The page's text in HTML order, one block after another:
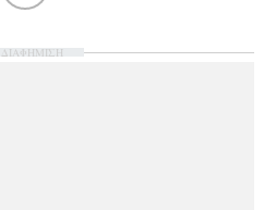
ΔΙΑΦΗΜΙΣΗ